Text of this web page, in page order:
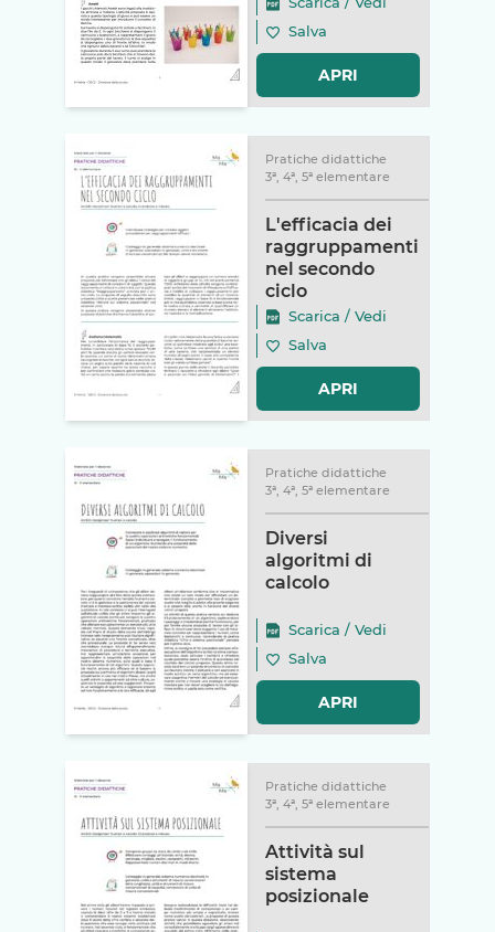
Salva
APRI
Pratiche didattiche
3ª, 4ª, 5ª elementare
L'efficacia dei
raggruppamenti
nel secondo
ciclo
Scarica / Vedi
Salva
APRI
Pratiche didattiche
3ª, 4ª, 5ª elementare
Diversi
algoritmi di
calcolo
Scarica / Vedi
Salva
APRI
Pratiche didattiche
3ª, 4ª, 5ª elementare
Attività sul
sistema
posizionale